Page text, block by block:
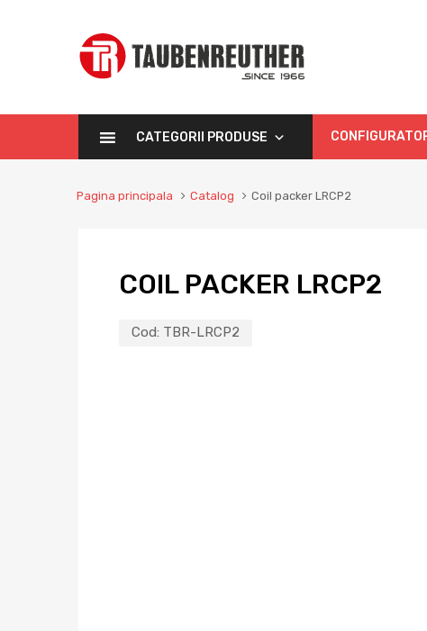
CATEGORII PRODUSE
Pagina principala Catalog Coil packer LRCP2
COIL PACKER LRCP2
Cod: TBR-LRCP2